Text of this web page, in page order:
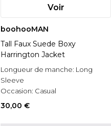
Voir
boohooMAN
Tall Faux Suede Boxy
Harrington Jacket
Longueur de manche: Long
Sleeve
Occasion: Casual
Style:Harrington Jacket
30,00 €